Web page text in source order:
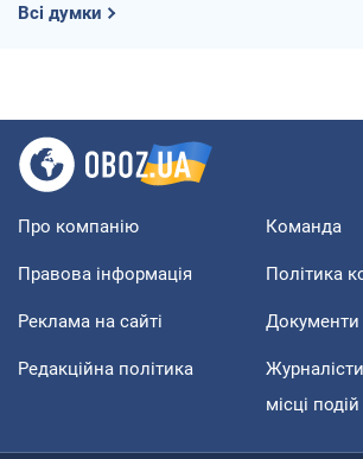
Всі думки
Про компанію Команда
Правова інформація Політика
Реклама на сайті Документи
Редакційна політика
місці подій